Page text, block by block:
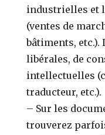
industrielles et
(ventes de
bâtiments, etc.).
libérales, de
intellectuelles
traducteur, etc.).
– Sur les
trouverez